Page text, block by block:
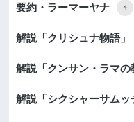
要約・ラーマーヤナ 4
解説「クリシュナ物語」
解説「クンサン・ラマの
解説「シクシャーサムッ